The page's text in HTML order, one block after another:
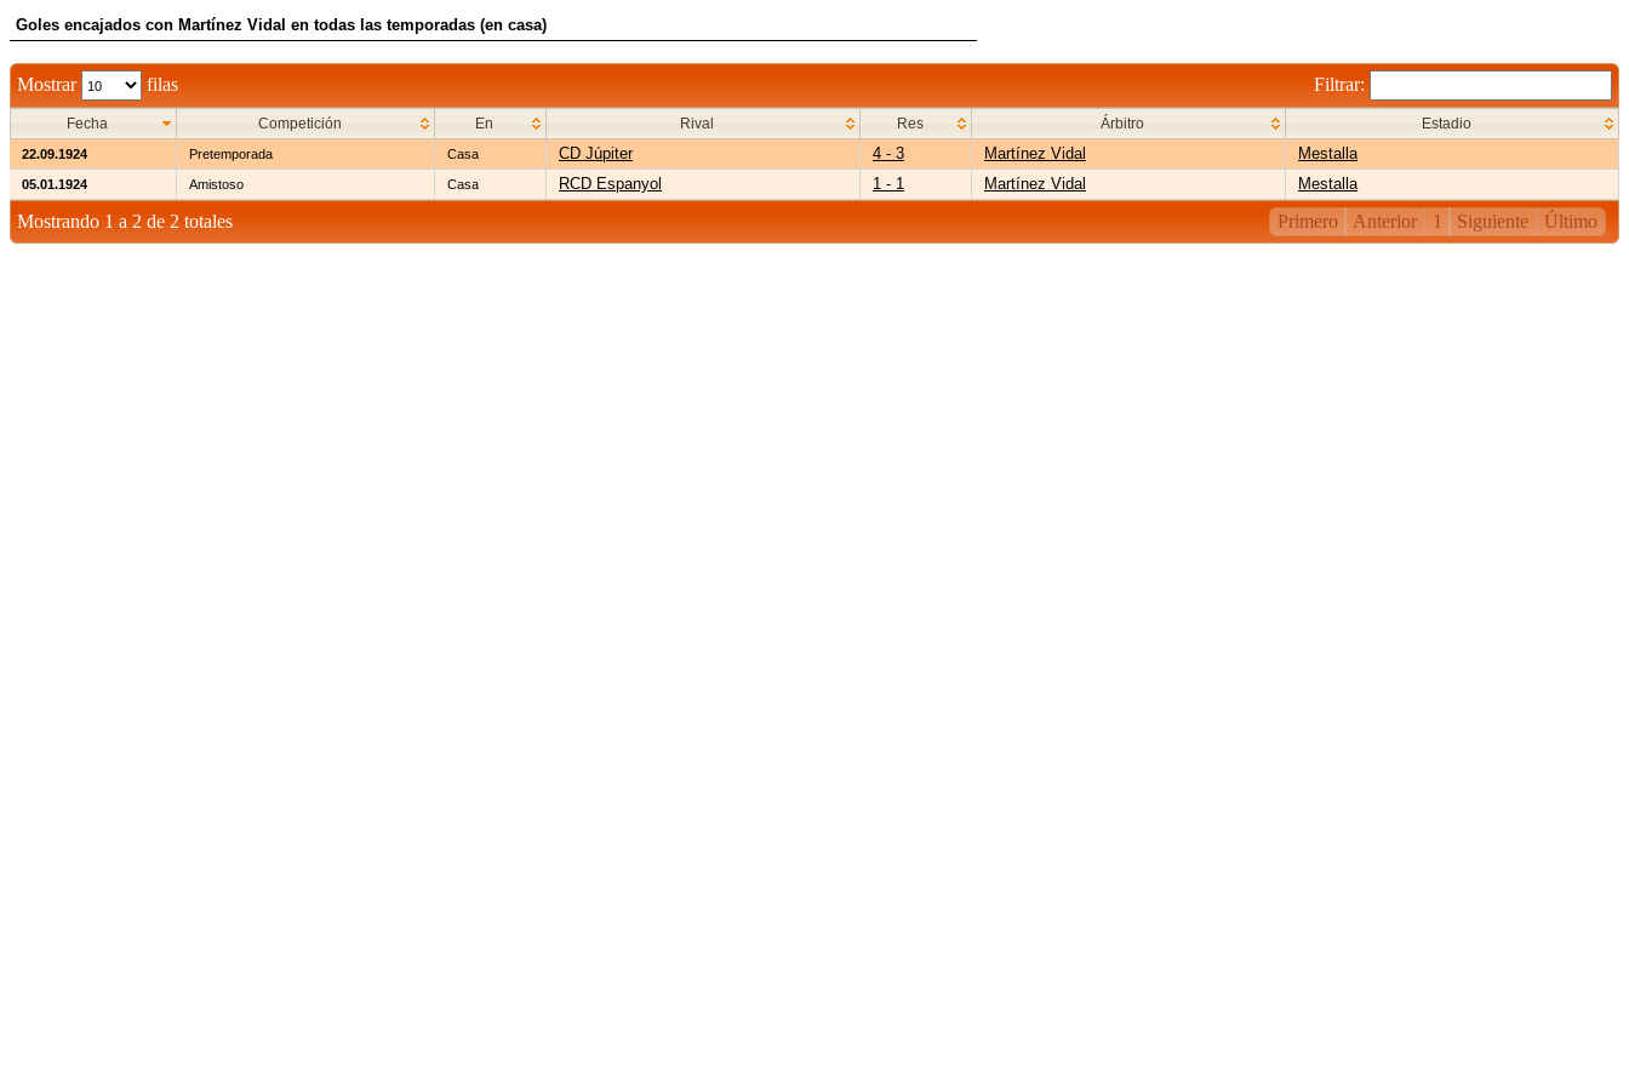
Goles encajados con Martínez Vidal en todas las temporadas (en casa)
Mostrar filas Filtrar:
Fecha Competición En Rival Res Árbitro Estadio
22.09.1924 Pretemporada Casa CD Júpiter 4 - 3 Martínez Vidal Mestalla
05.01.1924 Amistoso Casa RCD Espanyol 1 - 1 Martínez Vidal Mestalla
Mostrando 1 a 2 de 2 totales Primero Anterior 1 Siguiente Último